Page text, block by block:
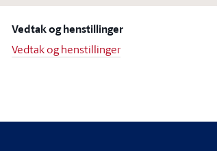
Vedtak og henstillinger
Vedtak og henstillinger